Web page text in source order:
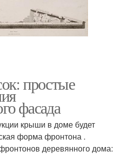
простые
фасада
крыши в доме будет
форма фронтона .
деревянного дома: